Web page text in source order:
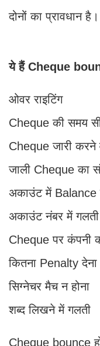
दोनों का प्रावधान है।
ये हैं Cheque
ओवर राइटिंग
Cheque की समय
Cheque जारी करने
जाली Cheque का
अकाउंट में Balance
अकाउंट नंबर में गलती
Cheque पर कंपनी
कितना Penalty देना
सिग्‍नेचर मैच न होना
शब्‍द लिखने में गलती
Cheque bounce